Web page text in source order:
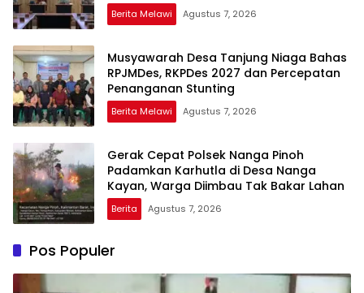
Berita Melawi Agustus 7, 2026
Musyawarah Desa Tanjung Niaga Bahas
RPJMDes, RKPDes 2027 dan Percepatan
Penanganan Stunting
Berita Melawi Agustus 7, 2026
Gerak Cepat Polsek Nanga Pinoh
Padamkan Karhutla di Desa Nanga
Kayan, Warga Diimbau Tak Bakar Lahan
Berita Agustus 7, 2026
Pos Populer